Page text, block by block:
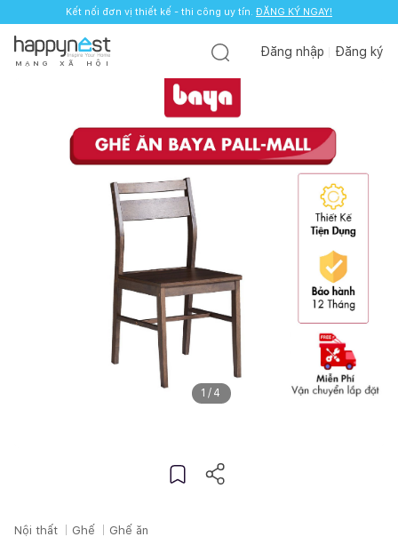
Kết nối đơn vị thiết kế - thi công uy tín. ĐĂNG KÝ NGAY!
M Ạ N G X Ã H Ộ I
Đăng nhập Đăng ký
1 / 4
Nội thất Ghế Ghế ăn